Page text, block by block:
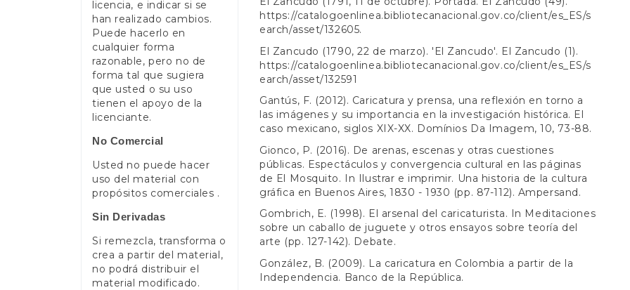
licencia, e indicar si se
han realizado cambios.
Puede hacerlo en
cualquier forma
razonable, pero no de
forma tal que sugiera
que usted o su uso
tienen el apoyo de la
licenciante.
No Comercial
Usted no puede hacer
uso del material con
propósitos comerciales .
Sin Derivadas
Si remezcla, transforma o
crea a partir del material,
no podrá distribuir el
material modificado.
https://catalogoenlinea.bibliotecanacional.gov.co/client/es_ES/s
earch/asset/132605.
El Zancudo (1790, 22 de marzo). 'El Zancudo'. El Zancudo (1).
https://catalogoenlinea.bibliotecanacional.gov.co/client/es_ES/s
earch/asset/132591
Gantús, F. (2012). Caricatura y prensa, una reflexión en torno a
las imágenes y su importancia en la investigación histórica. El
caso mexicano, siglos XIX-XX. Domínios Da Imagem, 10, 73-88.
Gionco, P. (2016). De arenas, escenas y otras cuestiones
públicas. Espectáculos y convergencia cultural en las páginas
de El Mosquito. In Ilustrar e imprimir. Una historia de la cultura
gráfica en Buenos Aires, 1830 - 1930 (pp. 87-112). Ampersand.
Gombrich, E. (1998). El arsenal del caricaturista. In Meditaciones
sobre un caballo de juguete y otros ensayos sobre teoría del
arte (pp. 127-142). Debate.
González, B. (2009). La caricatura en Colombia a partir de la
Independencia. Banco de la República.